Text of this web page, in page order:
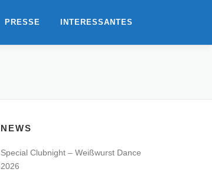
PRESSE INTERESSANTES
NEWS
Special Clubnight – Weißwurst Dance
2026